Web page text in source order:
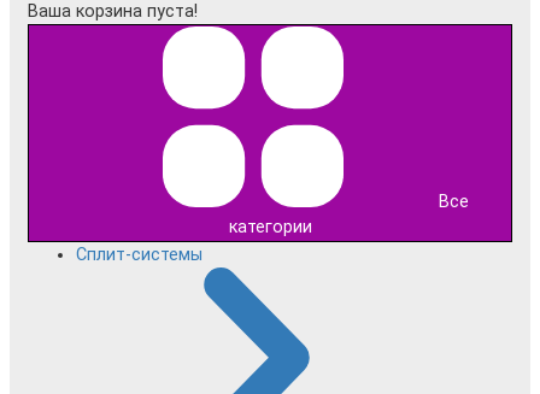
Ваша корзина пуста!
Все
категории
Сплит-системы